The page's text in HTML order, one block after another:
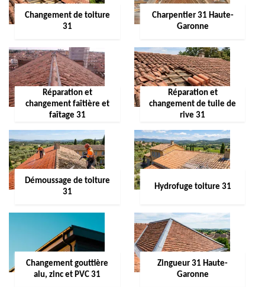
Changement de toiture
31
Charpentier 31 Haute-
Garonne
Réparation et
changement faîtière et
faîtage 31
Réparation et
changement de tuile de
rive 31
Démoussage de toiture
31
Hydrofuge toiture 31
Changement gouttière
alu, zinc et PVC 31
Zingueur 31 Haute-
Garonne